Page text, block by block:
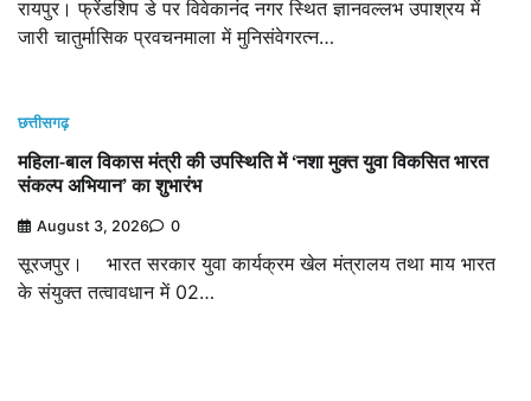
रायपुर। फ्रेंडशिप डे पर विवेकानंद नगर स्थित ज्ञानवल्लभ उपाश्रय में
जारी चातुर्मासिक प्रवचनमाला में मुनिसंवेगरत्न…
छत्तीसगढ़
महिला-बाल विकास मंत्री की उपस्थिति में ‘नशा मुक्त युवा विकसित भारत
संकल्प अभियान’ का शुभारंभ
August 3, 2026 0
सूरजपुर। भारत सरकार युवा कार्यक्रम खेल मंत्रालय तथा माय भारत
के संयुक्त तत्वावधान में 02…